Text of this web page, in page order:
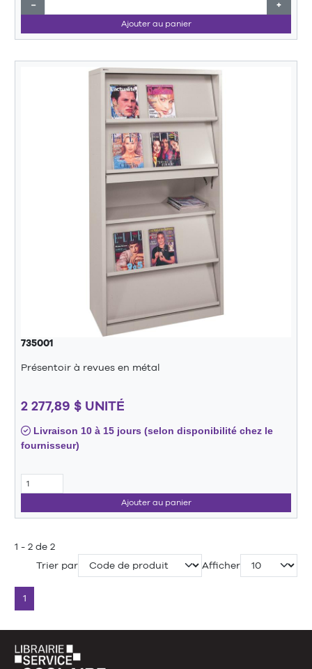
− +
Ajouter au panier
735001
Présentoir à revues en métal
2 277,89 $ UNITÉ
Livraison 10 à 15 jours (selon disponibilité chez le
fournisseur)
Ajouter au panier
1 - 2 de 2
Trier par
Afficher
1